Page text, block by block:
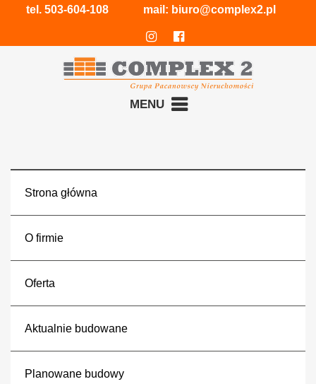
tel. 503-604-108 mail: biuro@complex2.pl
MENU
Strona główna
O firmie
Oferta
Aktualnie budowane
Planowane budowy